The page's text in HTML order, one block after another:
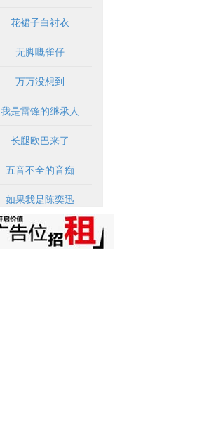
花裙子白衬衣
无脚嘅雀仔
万万没想到
我是雷锋的继承人
长腿欧巴来了
五音不全的音痴
如果我是陈奕迅